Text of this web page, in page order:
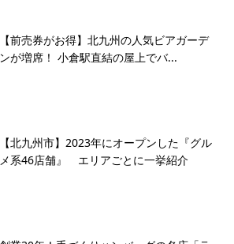
【前売券がお得】北九州の人気ビアガーデ
ンが増席！ 小倉駅直結の屋上でバ...
【北九州市】2023年にオープンした『グル
メ系46店舗』 エリアごとに一挙紹介